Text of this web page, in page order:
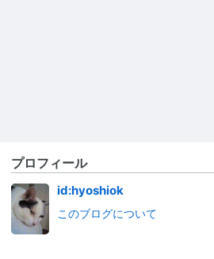
プロフィール
id:hyoshiok
このブログについて